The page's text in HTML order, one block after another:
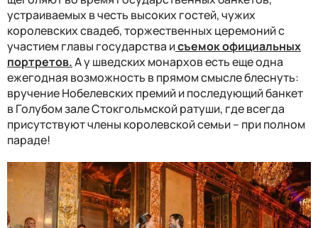
устраиваемых в честь высоких гостей, чужих
королевских свадеб, торжественных церемоний с
участием главы государства исъемок официальных
портретов.А у шведских монархов есть еще одна
ежегодная возможность в прямом смысле блеснуть:
вручение Нобелевских премий и последующий банкет
в Голубом зале Стокгольмской ратуши, где всегда
присутствуют члены королевской семьи – при полном
параде!